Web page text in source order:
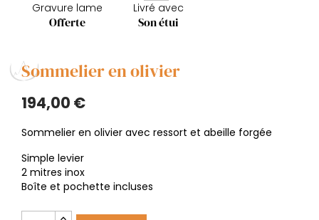
Gravure lame
Offerte
Livré avec
Son étui
Sommelier en olivier
194,00 €
Sommelier en olivier avec ressort et abeille forgée
Simple levier
2 mitres inox
Boîte et pochette incluses